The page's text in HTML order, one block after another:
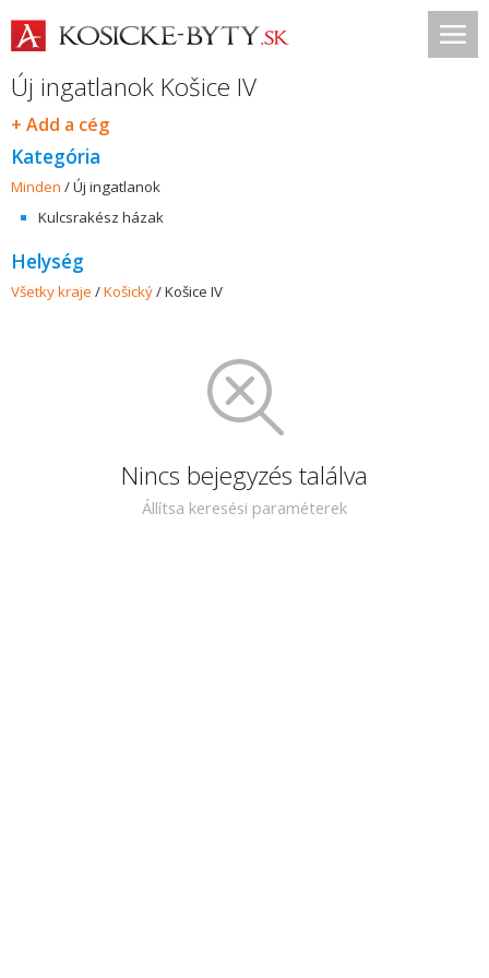
Új ingatlanok Košice IV
+ Add a cég
Kategória
Minden /Új ingatlanok
Kulcsrakész házak
Helység
Všetky kraje /Košický/Košice IV
Nincs bejegyzés találva
Állítsa keresési paraméterek